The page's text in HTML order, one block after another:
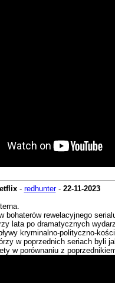
- redhunter- 22-11-2023
bohaterów rewelacyjnego
lata po dramatycznych
kryminalno-polityczno-
w poprzednich seriach byli
w porównaniu z